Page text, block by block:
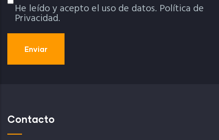
Política De Privacidad
He leído y acepto el uso de datos. Política de
Privacidad.
Contacto